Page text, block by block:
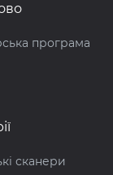
програма
сканери